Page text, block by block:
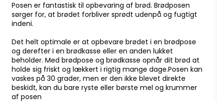
Posen er fantastisk til opbevaring af brød. Brødposen
sørger for, at brødet forbliver sprødt udenpå og fugtigt
indeni.
Det helt optimale er at opbevare brødet i en brødpose
og derefter i en brødkasse eller en anden lukket
beholder. Med brødpose og brødkasse opnår dit brød at
holde sig friskt og lækkert i rigtig mange dage.Posen kan
vaskes på 30 grader, men er den ikke blevet direkte
beskidt, kan du bare ryste eller børste mel og krummer
af posen